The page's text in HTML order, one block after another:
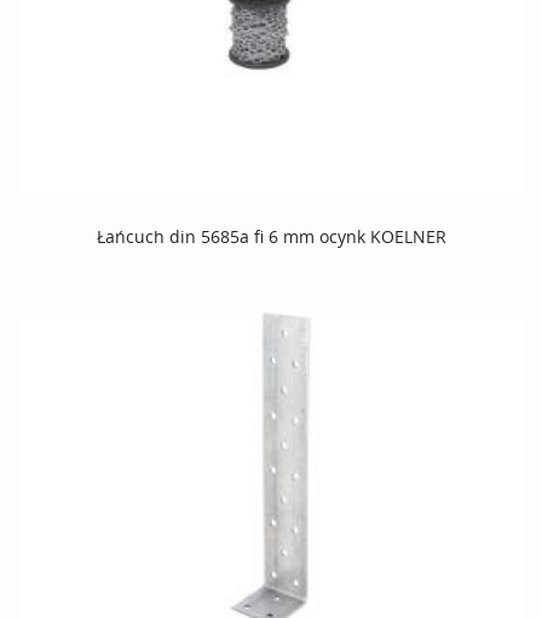
Łańcuch din 5685a fi 6 mm ocynk KOELNER